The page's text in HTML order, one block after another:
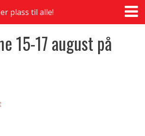
plass til alle!
15-17 august på